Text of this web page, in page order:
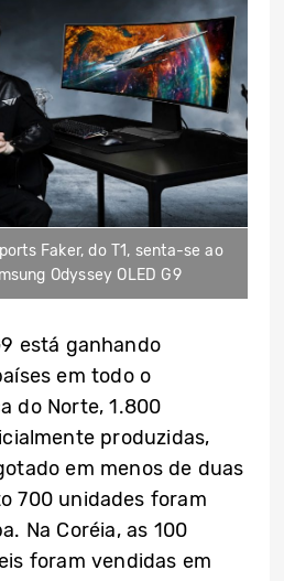
Faker, do T1, senta-se ao
Odyssey OLED G9
está ganhando
em todo o
do Norte, 1.800
produzidas,
em menos de duas
700 unidades foram
Na Coréia, as 100
foram vendidas em